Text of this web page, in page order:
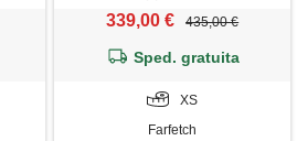
339,00 € 435,00 €
Sped. gratuita
XS
Farfetch